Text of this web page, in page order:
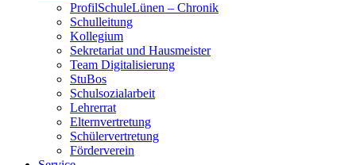
ProfilSchuleLünen – Chronik
Schulleitung
Kollegium
Sekretariat und Hausmeister
Team Digitalisierung
StuBos
Schulsozialarbeit
Lehrerrat
Elternvertretung
Schülervertretung
Förderverein